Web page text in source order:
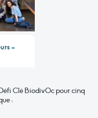
–
Clé BiodivOc pour cinq
: